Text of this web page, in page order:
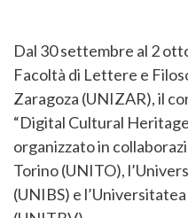
Dal 30 settembre al 2
Facoltà di Lettere e
Zaragoza (UNIZAR), il
“Digital Cultural
organizzato in
Torino (UNITO),
(UNIBS) e